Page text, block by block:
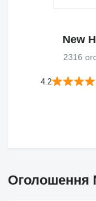
New
2316
4.2
Оголошення